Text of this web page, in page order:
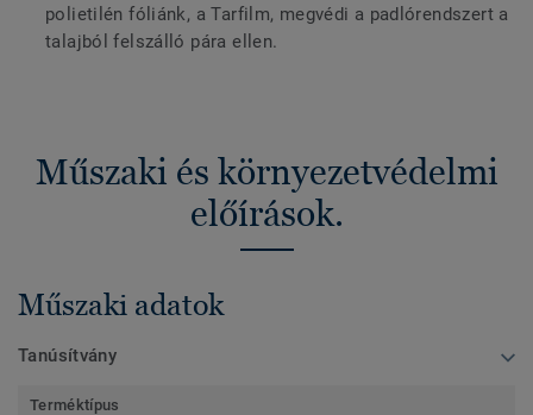
polietilén fóliánk, a Tarfilm, megvédi a padlórendszert a
talajból felszálló pára ellen.
Műszaki és környezetvédelmi
előírások.
Műszaki adatok
Tanúsítvány
Terméktípus